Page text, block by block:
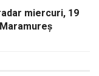
miercuri, 19